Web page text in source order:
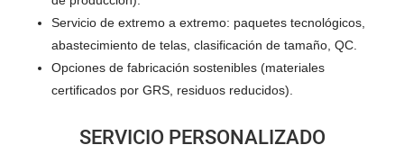
Servicio de extremo a extremo: paquetes tecnológicos,
abastecimiento de telas, clasificación de tamaño, QC.
Opciones de fabricación sostenibles (materiales
certificados por GRS, residuos reducidos).
SERVICIO PERSONALIZADO